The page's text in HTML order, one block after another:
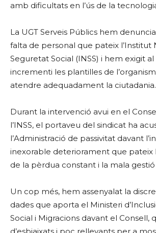
amb dificultats en l’ús de la
La UGT Serveis Públics hem
falta de personal que pateix l’Institut
Seguretat Social (INSS) i hem exigit
incrementi les plantilles de
atendre adequadament la ciutadania.
Durant la intervenció avui en el
l’INSS, el portaveu del sindicat ha
l’Administració de passivitat davant
inexorable deteriorament que pateix
de la pèrdua constant i la mala gestió
Un cop més, hem assenyalat la
dades que aporta el Ministeri
Social i Migracions davant el Consell,